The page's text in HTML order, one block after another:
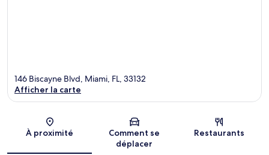
Carte
146 Biscayne Blvd, Miami, FL, 33132
Afficher la carte
À proximité
Comment se
déplacer
Restaurants